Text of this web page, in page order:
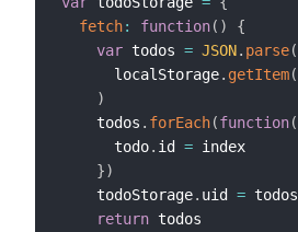
fetch: function( )
{
var todos = JSON. parse(
      localStorage
. getItem(
)
    todos
. forEach(function(
      todo
. id = index
})
    todoStorage
. uid = todos
return todos